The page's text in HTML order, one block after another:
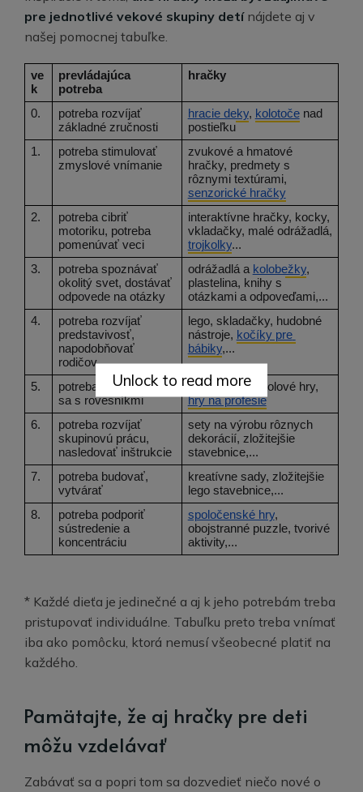
pre jednotlivé vekové skupiny detí nájdete aj v
našej pomocnej tabuľke.
ve
k
prevládajúca
potreba
hračky
0.
potreba rozvíjať
základné zručnosti
hracie deky, kolotoče nad
postieľku
1.
potreba stimulovať
zmyslové vnímanie
zvukové a hmatové
hračky, predmety s
senzorické hračky
2.
potreba cibriť
motoriku, potreba
pomenúvať veci
interaktívne hračky, kocky,
trojkolky...
3.
potreba spoznávať
okolitý svet, dostávať
odpovede na otázky
odrážadlá a kolobežky,
plastelina, knihy s
otázkami a odpoveďami,...
4.
potreba rozvíjať
predstavivosť,
napodobňovať
rodičov
lego, skladačky, hudobné
nástroje, kočíky pre
bábiky,...
5.
potreba socializovať
sa s rovesníkmi
hry na profesie
6.
potreba rozvíjať
skupinovú prácu,
nasledovať inštrukcie
sety na výrobu rôznych
dekorácií, zložitejšie
stavebnice,...
7.
potreba budovať,
vytvárať
kreatívne sady, zložitejšie
lego stavebnice,...
8.
potreba podporiť
sústredenie a
koncentráciu
spoločenské hry,
obojstranné puzzle, tvorivé
aktivity,...
* Každé dieťa je jedinečné a aj k jeho potrebám treba
pristupovať individuálne. Tabuľku preto treba vnímať
iba ako pomôcku, ktorá nemusí všeobecné platiť na
každého.
Pamätajte, že aj hračky pre deti
môžu vzdelávať
Zabávať sa a popri tom sa dozvedieť niečo nové o
Unlock to read more